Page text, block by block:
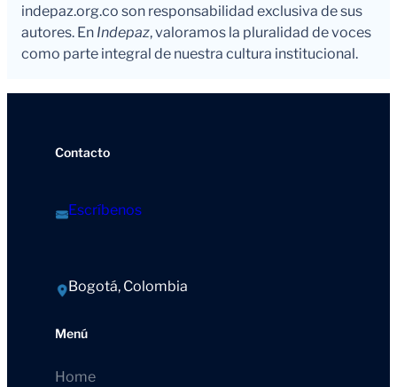
indepaz.org.co son responsabilidad exclusiva de sus
autores. En Indepaz, valoramos la pluralidad de voces
como parte integral de nuestra cultura institucional.
Contacto
Escríbenos
Bogotá, Colombia
Menú
Home